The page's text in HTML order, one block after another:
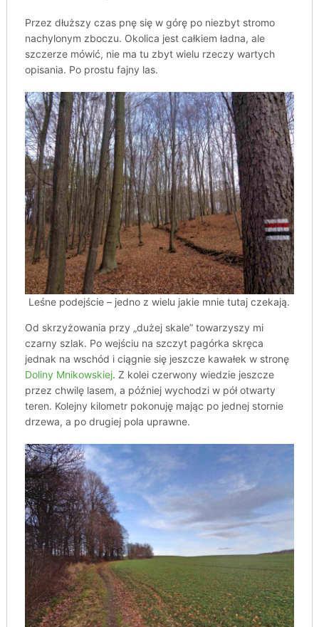
Przez dłuższy czas pnę się w górę po niezbyt stromo
nachylonym zboczu. Okolica jest całkiem ładna, ale
szczerze mówić, nie ma tu zbyt wielu rzeczy wartych
opisania. Po prostu fajny las.
Leśne podejście – jedno z wielu jakie mnie tutaj czekają.
Od skrzyżowania przy „dużej skale” towarzyszy mi
czarny szlak. Po wejściu na szczyt pagórka skręca
jednak na wschód i ciągnie się jeszcze kawałek w stronę
Doliny Mnikowskiej. Z kolei czerwony wiedzie jeszcze
przez chwilę lasem, a później wychodzi w pół otwarty
teren. Kolejny kilometr pokonuję mając po jednej stornie
drzewa, a po drugiej pola uprawne.